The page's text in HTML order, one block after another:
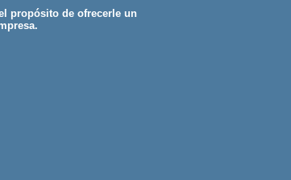
propósito de ofrecerle un